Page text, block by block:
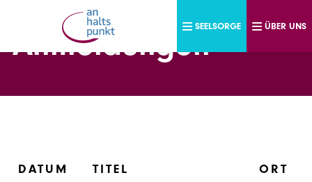
Direkt zum Inhalt
SEELSORGE ÜBER UNS
Anmeldungen
DATUM TITEL ORT